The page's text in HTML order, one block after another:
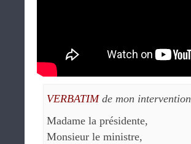
VERBATIMde mon intervention
Madame la présidente,
Monsieur le ministre,